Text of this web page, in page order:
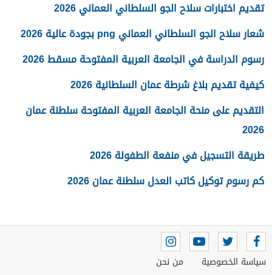
تقديم اختبارات سلاح الجو السلطاني العماني 2026
شعار سلاح الجو السلطاني العماني png بجودة عالية 2026
رسوم الدراسة في الجامعة العربية المفتوحة مسقط 2026
كيفية تقديم بلاغ شرطة عمان السلطانية 2026
التقديم على منحة الجامعة العربية المفتوحة سلطنة عمان
2026
طريقة التسجيل في منفعة الطفولة 2026
كم رسوم توكيل كاتب العدل سلطنة عمان 2026
سياسة الخصوصية
من نحن